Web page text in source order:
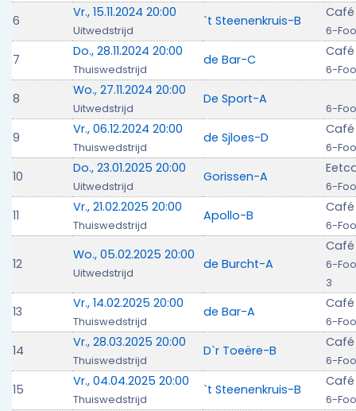
6
Vr., 15.11.2024 20:00
Uitwedstrijd
`t Steenenkruis-B
Café
6-
7
Do., 28.11.2024 20:00
Thuiswedstrijd
de Bar-C
6-
8
Wo., 27.11.2024 20:00
Uitwedstrijd
De Sport-A
6-
9
Vr., 06.12.2024 20:00
Thuiswedstrijd
de Sjloes-D
6-
10
Do., 23.01.2025 20:00
Uitwedstrijd
Gorissen-A
6-
11
Vr., 21.02.2025 20:00
Thuiswedstrijd
Apollo-B
6-
12
Wo., 05.02.2025 20:00
Uitwedstrijd
de Burcht-A
6-
3
13
Vr., 14.02.2025 20:00
Thuiswedstrijd
de Bar-A
6-
14
Vr., 28.03.2025 20:00
Thuiswedstrijd
D`r Toeëre-B
6-
15
Vr., 04.04.2025 20:00
Thuiswedstrijd
`t Steenenkruis-B
6-